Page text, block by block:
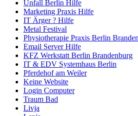
Unfall Berlin Hilfe
Marketing Praxis Hilfe
IT Ärger ? Hilfe
Metal Festival
Physiotherapie Praxis Berlin
Email Server Hilfe
KFZ Werkstatt Berlin Brandenburg
IT & EDV Systemhaus Berlin
Pferdehof am Weiler
Keine Website
Login Computer
Traum Bad
Livja